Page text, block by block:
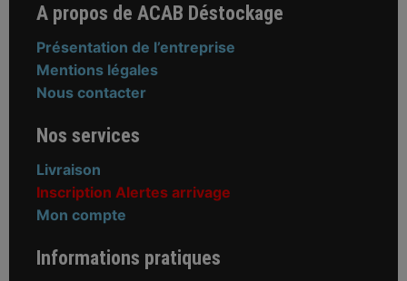
A propos de ACAB Déstockage
Présentation de l’entreprise
Mentions légales
Nous contacter
Nos services
Livraison
Inscription Alertes arrivage
Mon compte
Informations pratiques